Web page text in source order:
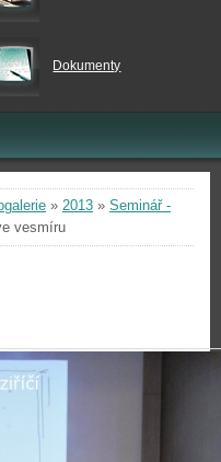
Dokumenty
» 2013 » Seminář -
vesmíru